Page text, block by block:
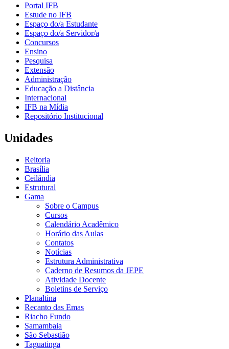
Portal IFB
Estude no IFB
Espaço do/a Estudante
Espaço do/a Servidor/a
Concursos
Ensino
Pesquisa
Extensão
Administração
Educação a Distância
Internacional
IFB na Mídia
Repositório Institucional
Unidades
Reitoria
Brasília
Ceilândia
Estrutural
Gama
Sobre o Campus
Cursos
Calendário Acadêmico
Horário das Aulas
Contatos
Notícias
Estrutura Administrativa
Caderno de Resumos da JEPE
Atividade Docente
Boletins de Serviço
Planaltina
Recanto das Emas
Riacho Fundo
Samambaia
São Sebastião
Taguatinga